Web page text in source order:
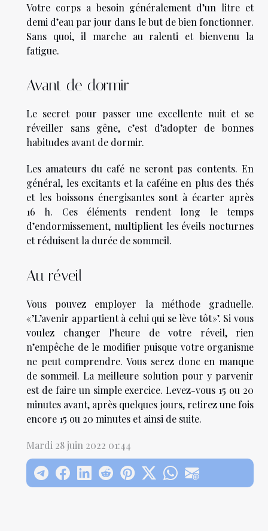
Votre corps a besoin généralement d’un litre et
demi d’eau par jour dans le but de bien fonctionner.
Sans quoi, il marche au ralenti et bienvenu la
fatigue.
Avant de dormir
Le secret pour passer une excellente nuit et se
réveiller sans gêne, c’est d’adopter de bonnes
habitudes avant de dormir.
Les amateurs du café ne seront pas contents. En
général, les excitants et la caféine en plus des thés
et les boissons énergisantes sont à écarter après
16 h. Ces éléments rendent long le temps
d’endormissement, multiplient les éveils nocturnes
et réduisent la durée de sommeil.
Au réveil
Vous pouvez employer la méthode graduelle.
« ’L’avenir appartient à celui qui se lève tôt »’. Si vous
voulez changer l’heure de votre réveil, rien
n’empêche de le modifier puisque votre organisme
ne peut comprendre. Vous serez donc en manque
de sommeil. La meilleure solution pour y parvenir
est de faire un simple exercice. Levez-vous 15 ou 20
minutes avant, après quelques jours, retirez une fois
encore 15 ou 20 minutes et ainsi de suite.
Mardi 28 juin 2022 01:44